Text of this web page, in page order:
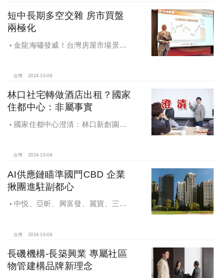
短中長期多空交雜 房市買盤
兩極化
金龍海嘯發威！台灣房屋市場景氣
望全壘打
台灣 2024-10-08
林口社宅轉做酒店出租？國家
住都中心：非屬事實
國家住都中心澄清：林口新創園秉
台灣 2024-10-08
AI供應鏈瞄準國門CBD 企業
揪團進駐副都心
中悦、亞昕、興富發、麗寶、三發
未來還陸續有超過7萬坪辦公樓面積新
台灣 2024-10-08
長磯機構-長築興業 專屬社區
物管建構品牌新理念